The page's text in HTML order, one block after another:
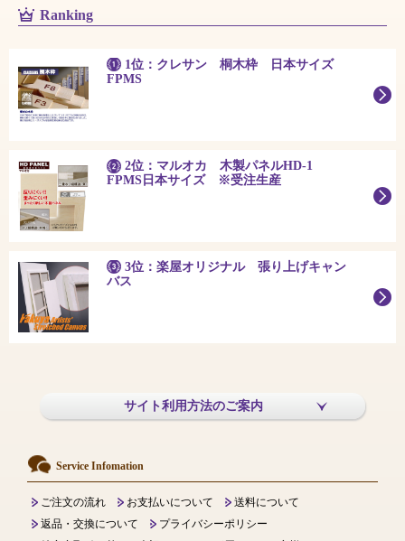
Ranking
1位：クレサン 桐木枠 日本サイズ
FPMS
2位：マルオカ 木製パネルHD-1
FPMS日本サイズ ※受注生産
3位：楽屋オリジナル 張り上げキャン
バス
サイト利用方法のご案内
Service Infomation
ご注文の流れ お支払いについて
送料について
返品・交換について
プライバシーポリシー